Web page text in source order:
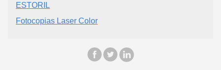
ESTORIL
Fotocopias Laser Color